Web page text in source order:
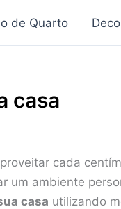
de Quarto
casa
cada
um ambiente
casa utilizando